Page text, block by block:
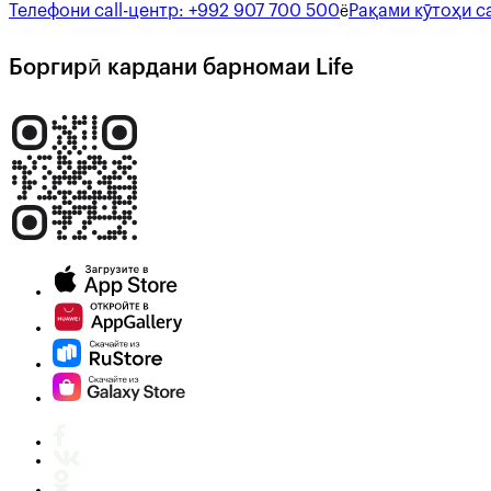
Телефони call-центр: +992 907 700 500ёРақами кӯтоҳи
Боргирӣ кардани барномаи Life